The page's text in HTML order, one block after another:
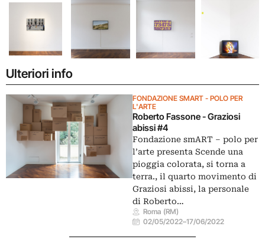
Ulteriori info
FONDAZIONE SMART - POLO PER
L'ARTE
Roberto Fassone - Graziosi
abissi #4
Fondazione smART – polo per
l’arte presenta Scende una
pioggia colorata, si torna a
terra., il quarto movimento di
Graziosi abissi, la personale
di Roberto…
Roma (RM)
02/05/2022–17/06/2022